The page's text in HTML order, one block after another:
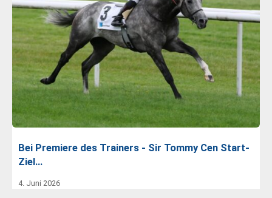
Bei Premiere des Trainers - Sir Tommy Cen Start-
Ziel…
4. Juni 2026